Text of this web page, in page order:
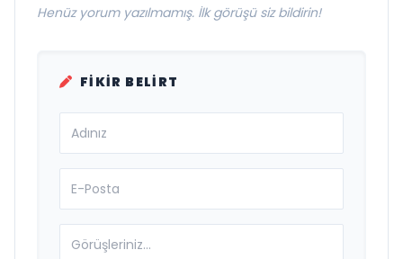
Henüz yorum yazılmamış. İlk görüşü siz bildirin!
FIKIR BELIRT